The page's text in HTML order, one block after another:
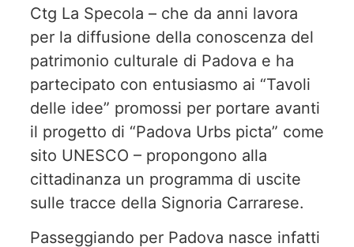
Ctg La Specola – che da anni lavora
per la diffusione della conoscenza del
patrimonio culturale di Padova e ha
partecipato con entusiasmo ai “Tavoli
delle idee” promossi per portare avanti
il progetto di “Padova Urbs picta” come
sito UNESCO – propongono alla
cittadinanza un programma di uscite
sulle tracce della Signoria Carrarese.
Passeggiando per Padova nasce infatti